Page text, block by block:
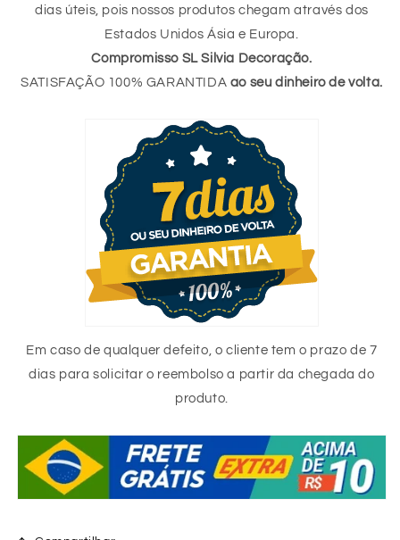
dias úteis, pois nossos produtos chegam através dos
Estados Unidos Ásia e Europa.
Compromisso SL Silvia Decoração.
SATISFAÇÃO 100% GARANTIDA ao seu dinheiro de volta.
Em caso de qualquer defeito, o cliente tem o prazo de 7
dias para solicitar o reembolso a partir da chegada do
produto.